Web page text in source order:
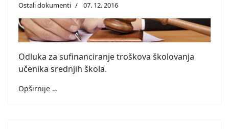
Ostali dokumenti 07. 12. 2016
Odluka za sufinanciranje troškova školovanja
učenika srednjih škola.
Opširnije …